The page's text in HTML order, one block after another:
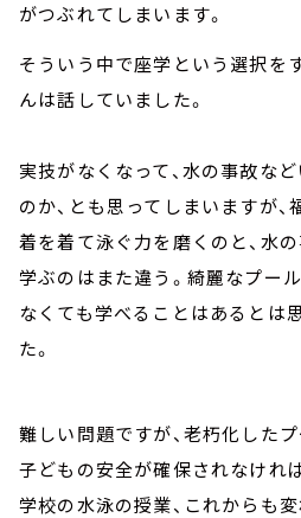
がつぶれてしまいます。
そういう中で座学という選択を
んは話していました。
実技がなくなって、水の事故な
のか、とも思ってしまいますが
着を着て泳ぐ力を磨くのと、水
学ぶのはまた違う。綺麗なプー
なくても学べることはあるとは
た。
難しい問題ですが、老朽化した
子どもの安全が確保されなけれ
学校の水泳の授業、これからも